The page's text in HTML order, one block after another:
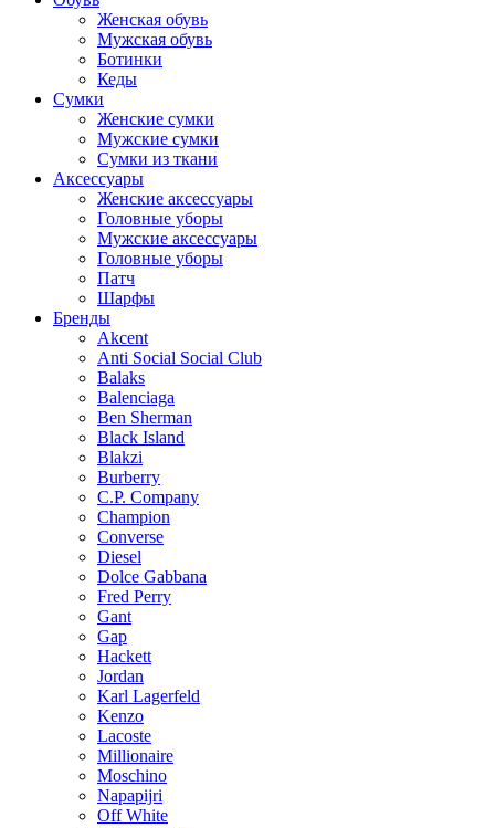
Женская обувь
Мужская обувь
Ботинки
Кеды
Сумки
Женские сумки
Мужские сумки
Сумки из ткани
Аксессуары
Женские аксессуары
Головные уборы
Мужские аксессуары
Головные уборы
Патч
Шарфы
Бренды
Akcent
Anti Social Social Club
Balaks
Balenciaga
Ben Sherman
Black Island
Blakzi
Burberry
C.P. Company
Champion
Converse
Diesel
Dolce Gabbana
Fred Perry
Gant
Gap
Hackett
Jordan
Karl Lagerfeld
Kenzo
Lacoste
Millionaire
Moschino
Napapijri
Off White